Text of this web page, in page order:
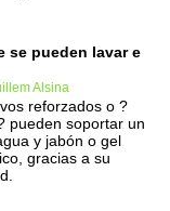
se pueden lavar e
Alsina
reforzados o ?
pueden soportar un
y jabón o gel
gracias a su